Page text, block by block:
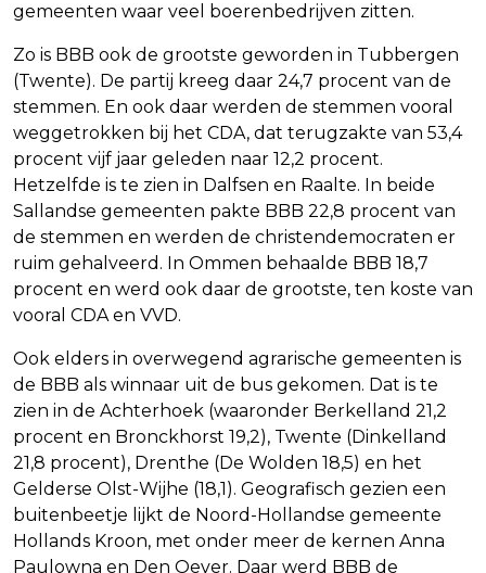
gemeenten waar veel boerenbedrijven zitten.
Zo is BBB ook de grootste geworden in Tubbergen
(Twente). De partij kreeg daar 24,7 procent van de
stemmen. En ook daar werden de stemmen vooral
weggetrokken bij het CDA, dat terugzakte van 53,4
procent vijf jaar geleden naar 12,2 procent.
Hetzelfde is te zien in Dalfsen en Raalte. In beide
Sallandse gemeenten pakte BBB 22,8 procent van
de stemmen en werden de christendemocraten er
ruim gehalveerd. In Ommen behaalde BBB 18,7
procent en werd ook daar de grootste, ten koste van
vooral CDA en VVD.
Ook elders in overwegend agrarische gemeenten is
de BBB als winnaar uit de bus gekomen. Dat is te
zien in de Achterhoek (waaronder Berkelland 21,2
procent en Bronckhorst 19,2), Twente (Dinkelland
21,8 procent), Drenthe (De Wolden 18,5) en het
Gelderse Olst-Wijhe (18,1). Geografisch gezien een
buitenbeetje lijkt de Noord-Hollandse gemeente
Hollands Kroon, met onder meer de kernen Anna
Paulowna en Den Oever. Daar werd BBB de